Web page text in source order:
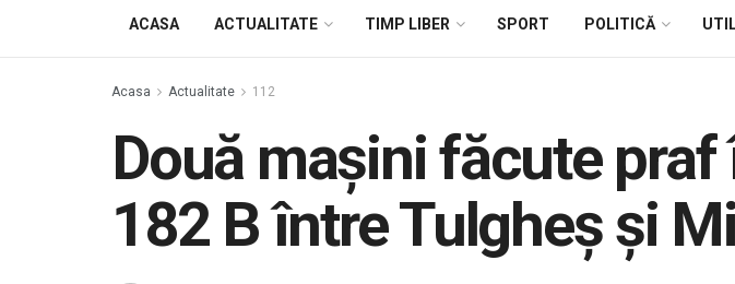
ACASA ACTUALITATE TIMP LIBER SPORT POLITICĂ
Acasa Actualitate 112
Două mașini făcute
182 B între Tulgheș și